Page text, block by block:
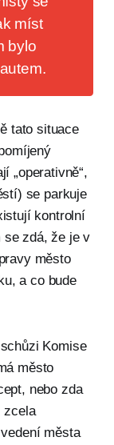
míst
bylo
tato situace
„operativně“,
se parkuje
kontrolní
se zdá, že je v
město
a co bude
Komise
město
nebo zda
zcela
města